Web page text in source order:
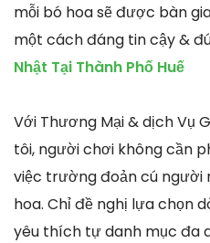
mỗi bó hoa sẽ được bàn
một cách đáng tin cậy &
Nhật Tại Thành Phố Huế
Với Thương Mại & dịch Vụ
tôi, người chơi không cần
việc trường đoản cú người
hoa. Chỉ đề nghị lựa chọn
yêu thích tự danh mục đa